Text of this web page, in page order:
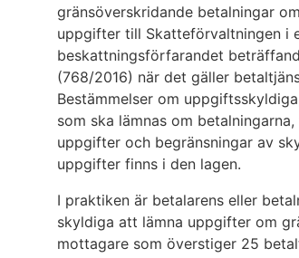
gränsöverskridande betalningar
uppgifter till Skatteförvaltningen i
beskattningsförfarandet
(768/2016) när det gäller
Bestämmelser om
som ska lämnas om
uppgifter och begränsningar av
uppgifter finns i den lagen.
I praktiken är betalarens eller
skyldiga att lämna uppgifter om
mottagare som överstiger 25